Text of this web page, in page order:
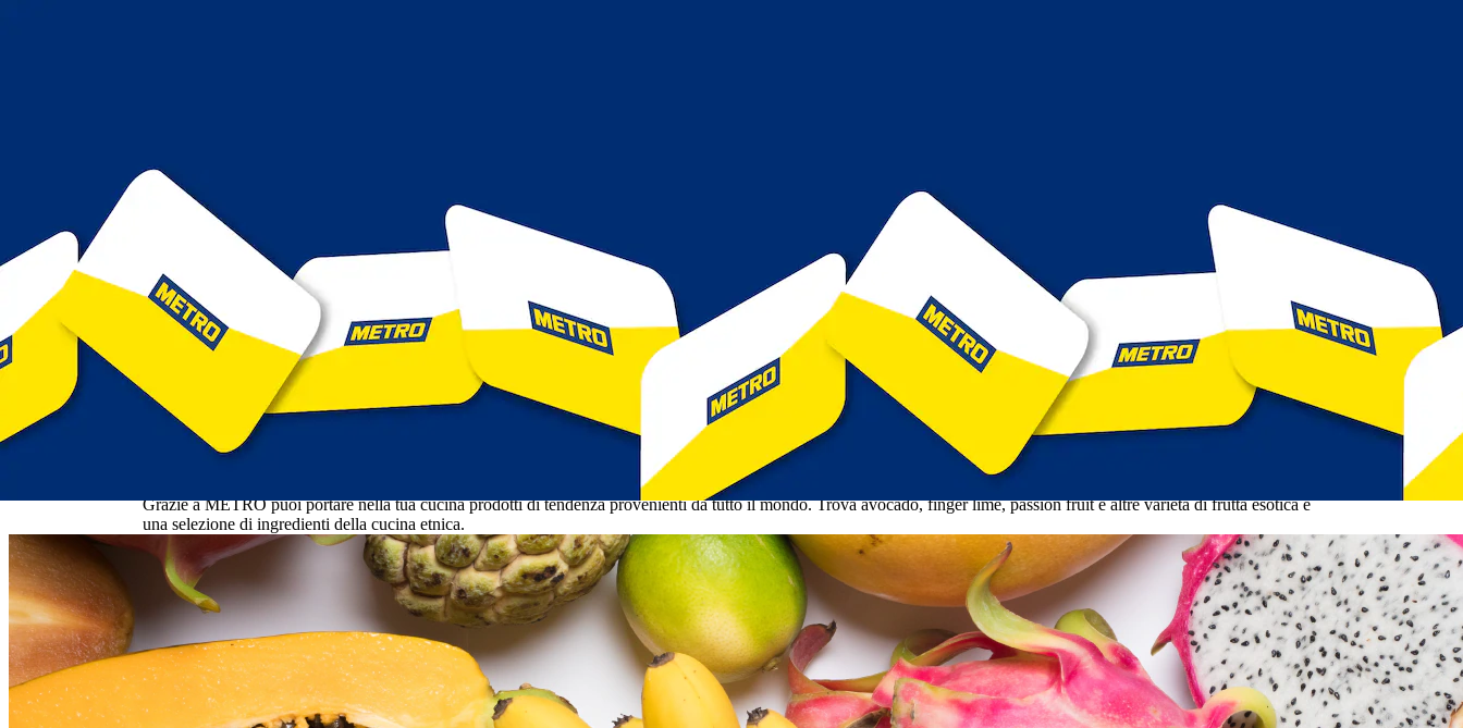
Ricerche recenti Cancella tutto
In tendenza
Prodotti a marchio METRO
METRO Milano San Donato
Il Punto Vendita è cambiato correttamente
Assortimento
Frutta e Verdura
Frutta esotica e prodotti etnici
Grazie a METRO puoi portare nella tua cucina prodotti di tendenza provenienti da tutto il mondo. Trova avocado, finger lime, passion fruit e altre varietà di frutta esotica e
una selezione di ingredienti della cucina etnica.